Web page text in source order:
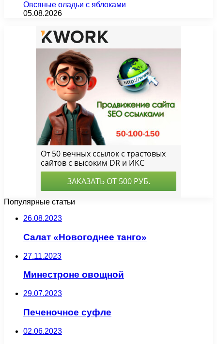
Овсяные оладьи с яблоками
05.08.2026
Популярные статьи
26.08.2023
Салат «Новогоднее танго»
27.11.2023
Минестроне овощной
29.07.2023
Печеночное суфле
02.06.2023